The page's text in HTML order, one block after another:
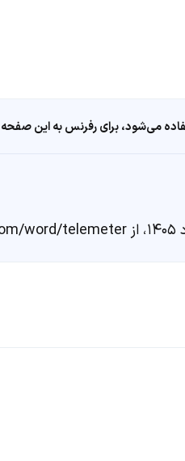
می‌شود، برای رفرنس به این صفحه